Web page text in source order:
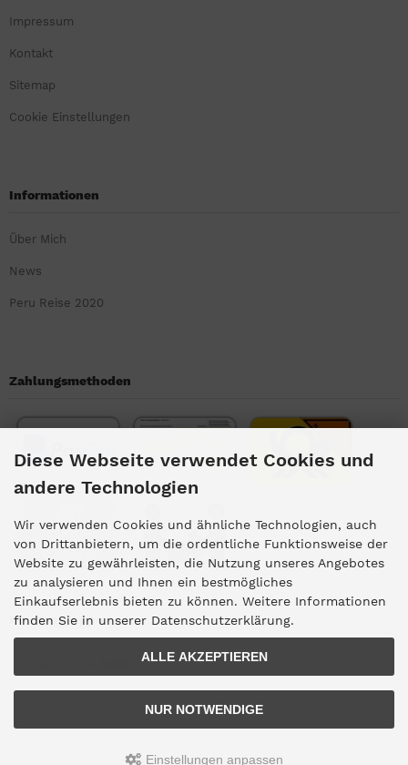
Impressum
Kontakt
Sitemap
Cookie Einstellungen
Informationen
Über Mich
News
Peru Reise 2020
Zahlungsmethoden
Kundengruppe
Alle Preise inkl. gesetzl. MwSt. zzgl.
Diese Webseite verwendet Cookies und
andere Technologien
Wir verwenden Cookies und ähnliche Technologien, auch
von Drittanbietern, um die ordentliche Funktionsweise der
Website zu gewährleisten, die Nutzung unseres Angebotes
zu analysieren und Ihnen ein bestmögliches
Einkaufserlebnis bieten zu können. Weitere Informationen
finden Sie in unserer Datenschutzerklärung.
ALLE AKZEPTIEREN
NUR NOTWENDIGE
Einstellungen anpassen